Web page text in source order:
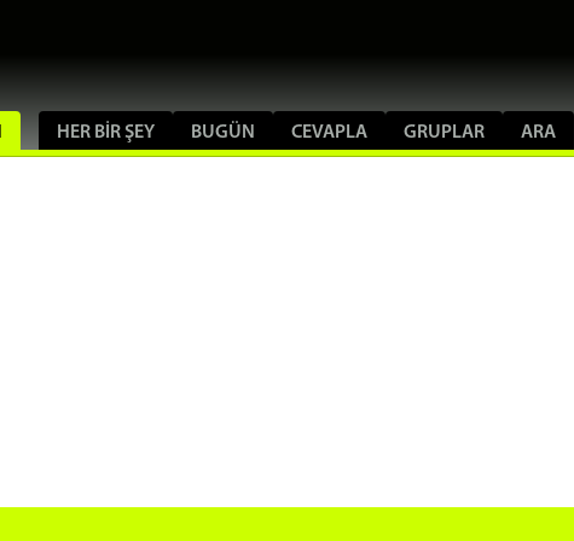
HER BIR ŞEY BUGÜN CEVAPLA GRUPLAR ARA